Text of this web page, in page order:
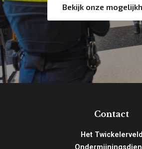
Bekijk onze
Contact
Het Twickelerveld